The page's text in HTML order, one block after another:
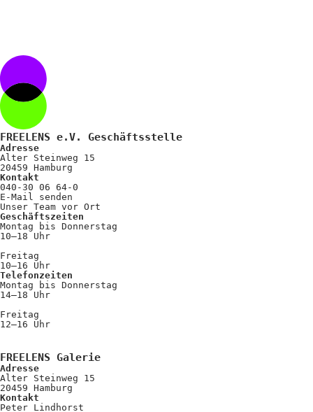
FREELENS e.V. Geschäftsstelle
Adresse
Alter Steinweg 15
20459 Hamburg
Kontakt
040-30 06 64-0
E-Mail senden
Unser Team vor Ort
Geschäftszeiten
Montag bis Donnerstag
10–18 Uhr
Freitag
10–16 Uhr
Telefonzeiten
Montag bis Donnerstag
14–18 Uhr
Freitag
12–16 Uhr
FREELENS Galerie
Adresse
Alter Steinweg 15
20459 Hamburg
Kontakt
Peter Lindhorst